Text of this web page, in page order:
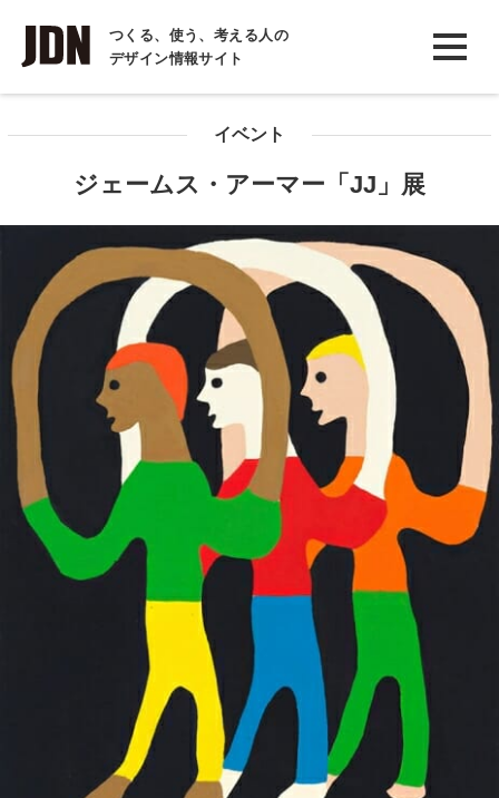
つくる、使う、考える人の
デザイン情報サイト
INTERVIEW
インタビュー
コラム
イベント
ジェームス・アーマー「JJ」展